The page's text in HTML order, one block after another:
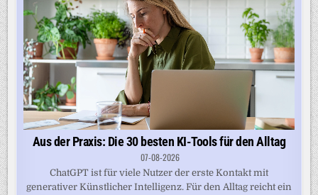
Aus der Praxis: Die 30 besten KI-Tools für den Alltag
07-08-2026
ChatGPT ist für viele Nutzer der erste Kontakt mit
generativer Künstlicher Intelligenz. Für den Alltag reicht ein